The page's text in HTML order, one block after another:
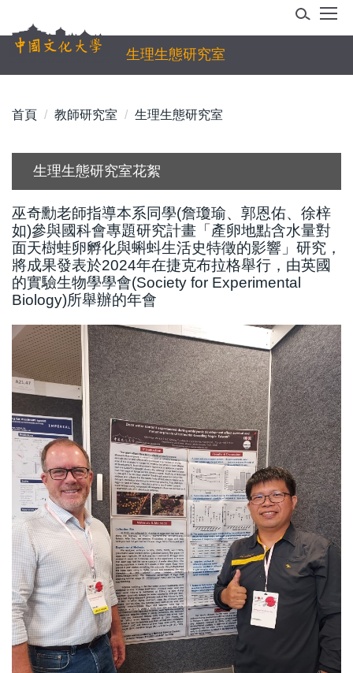
到
主
容
生理生態研究室
首頁 教師研究室 生理生態研究室
生理生態研究室花絮
巫奇勳老師指導本系同學(詹瓊瑜、郭恩佑、徐梓
如)參與國科會專題研究計畫「產卵地點含水量對
面天樹蛙卵孵化與蝌蚪生活史特徵的影響」研究，
將成果發表於2024年在捷克布拉格舉行，由英國
的實驗生物學學會(Society for Experimental
Biology)所舉辦的年會